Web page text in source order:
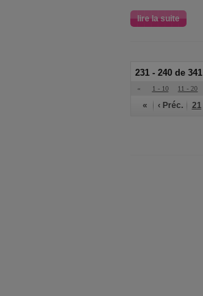
lire la suite
231 - 240 de 341
« 1 - 10 11 - 20
« ‹ Préc. 21